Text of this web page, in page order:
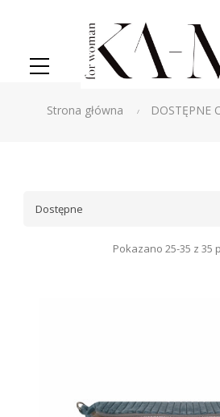
Strona główna DOSTĘPNE
Dostępne
Pokazano 25-35 z 35